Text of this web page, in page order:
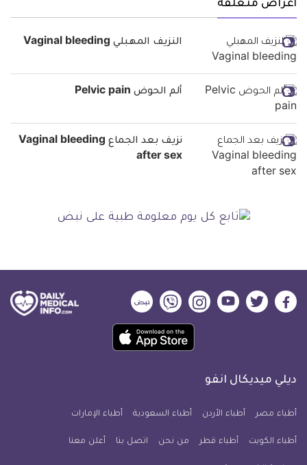
أعراض متعلقة
النزيف المهبلي Vaginal bleeding
ألم الحوض Pelvic pain
نزيف بعد الجماع Vaginal bleeding
after sex
ديلي
فيسبوك
ديلي
تويتر
ديلي
ميديكال
يوتيوب
ديلي
ميديكال
انفو
ديلي
ميديكال
انفو
ديلي
ميديكال
انفو
حمل
تطبيق
معلومة
للآيفون
ديلي ميديكال انفو
أطباء مصر أطباء الأردن أطباء السعودية أطباء الإمارات
أطباء الكويت أطباء قطر من نحن اتصل بنا أعلن معنا